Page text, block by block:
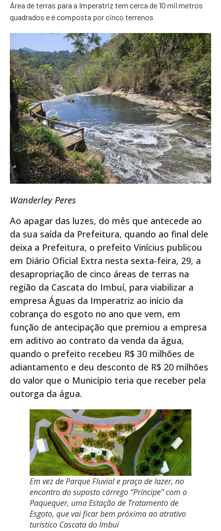
Área de terras para a Imperatriz tem cerca de 10 mil metros
quadrados e é composta por cinco terrenos
Wanderley Peres
Ao apagar das luzes, do mês que antecede ao
da sua saída da Prefeitura, quando ao final dele
deixa a Prefeitura, o prefeito Vinícius publicou
em Diário Oficial Extra nesta sexta-feira, 29, a
desapropriação de cinco áreas de terras na
região da Cascata do Imbuí, para viabilizar a
empresa Águas da Imperatriz ao início da
cobrança do esgoto no ano que vem, em
função de antecipação que premiou a empresa
em aditivo ao contrato da venda da água,
quando o prefeito recebeu R$ 30 milhões de
adiantamento e deu desconto de R$ 20 milhões
do valor que o Município teria que receber pela
outorga da água.
Em vez de Parque Fluvial e praça de lazer, no
encontro do suposto córrego “Príncipe” com o
Paquequer, uma Estação de Tratamento de
Esgoto, que vai ficar bem próximo ao atrativo
turístico Cascata do Imbuí